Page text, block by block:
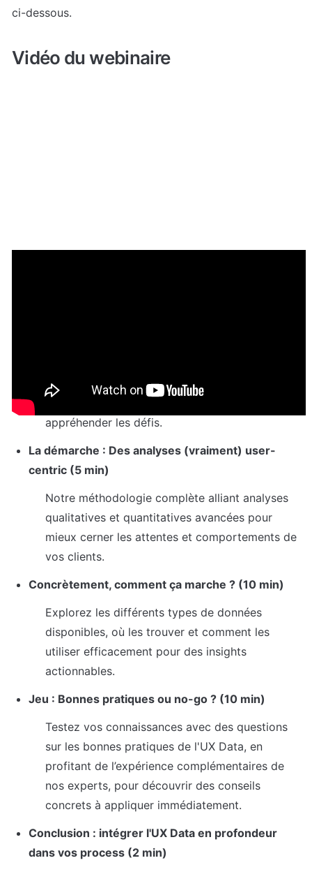
ci-dessous.
Vidéo du webinaire
approche pour l'e-commerce et clarifiez les
appréhender les défis.
La démarche : Des analyses (vraiment) user-
centric (5 min)
Notre méthodologie complète alliant analyses
qualitatives et quantitatives avancées pour
mieux cerner les attentes et comportements de
vos clients.
Concrètement, comment ça marche ? (10 min)
Explorez les différents types de données
disponibles, où les trouver et comment les
utiliser efficacement pour des insights
actionnables.
Jeu : Bonnes pratiques ou no-go ? (10 min)
Testez vos connaissances avec des questions
sur les bonnes pratiques de l'UX Data, en
profitant de l’expérience complémentaires de
nos experts, pour découvrir des conseils
concrets à appliquer immédiatement.
Conclusion : intégrer l'UX Data en profondeur
dans vos process (2 min)